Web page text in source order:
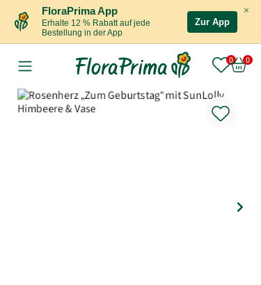
×
FloraPrima App
Erhalte 12 % Rabatt auf jede
Bestellung in der App
Zur App